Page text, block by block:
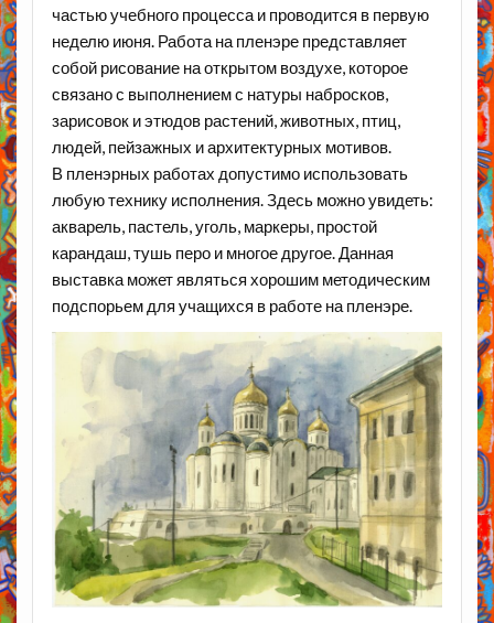
частью учебного процесса и проводится в первую
неделю июня. Работа на пленэре представляет
собой рисование на открытом воздухе, которое
связано с выполнением с натуры набросков,
зарисовок и этюдов растений, животных, птиц,
людей, пейзажных и архитектурных мотивов.
В пленэрных работах допустимо использовать
любую технику исполнения. Здесь можно увидеть:
акварель, пастель, уголь, маркеры, простой
карандаш, тушь перо и многое другое. Данная
выставка может являться хорошим методическим
подспорьем для учащихся в работе на пленэре.